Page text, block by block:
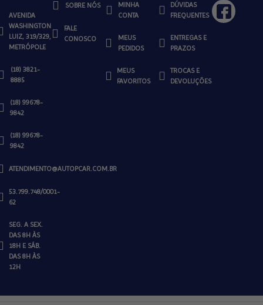
AVENIDA
WASHINGTON
LUIZ, 319/329,
METRÓPOLE
(18) 3821-
8885
(18) 99678-
9842
(18) 99678-
9842
ATENDIMENTO@AUTOPCAR.COM.BR
53.799.748/0001-
62
SEG. A SEX.
DAS 8H ÀS
18H E SÁB.
DAS 8H ÀS
12H
SOBRE NÓS
FALE
CONOSCO
MINHA
CONTA
MEUS
PEDIDOS
MEUS
FAVORITOS
DÚVIDAS
FREQUENTES
ENTREGAS E
PRAZOS
TROCAS E
DEVOLUÇÕES